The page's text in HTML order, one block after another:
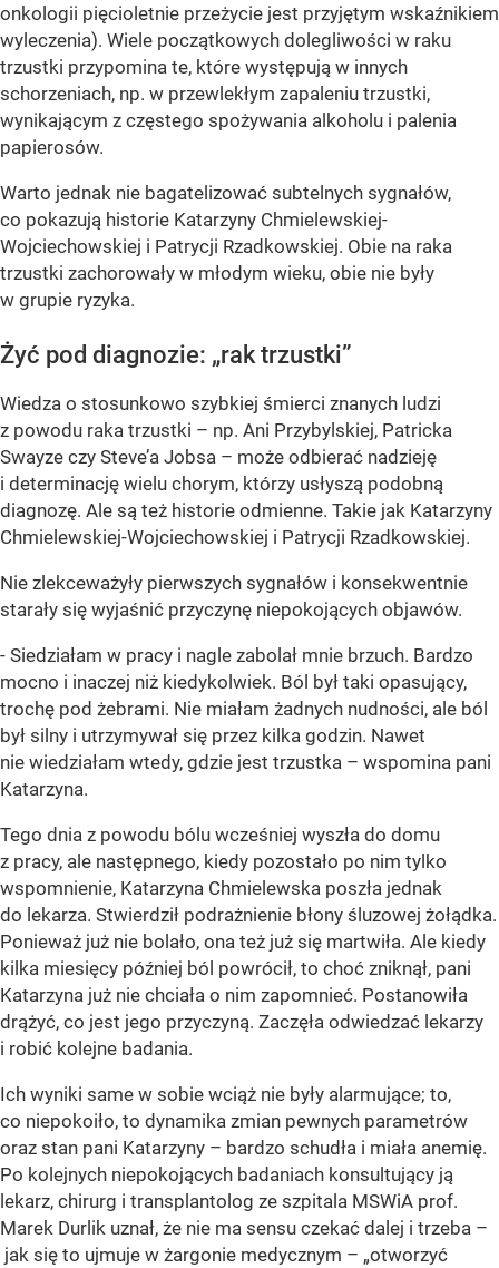
onkologii pięcioletnie przeżycie jest przyjętym wskaźnikiem
wyleczenia). Wiele początkowych dolegliwości w raku
trzustki przypomina te, które występują w innych
schorzeniach, np. w przewlekłym zapaleniu trzustki,
wynikającym z częstego spożywania alkoholu i palenia
papierosów.
Warto jednak nie bagatelizować subtelnych sygnałów,
co pokazują historie Katarzyny Chmielewskiej-
Wojciechowskiej i Patrycji Rzadkowskiej. Obie na raka
trzustki zachorowały w młodym wieku, obie nie były
w grupie ryzyka.
Żyć pod diagnozie: „rak trzustki”
Wiedza o stosunkowo szybkiej śmierci znanych ludzi
z powodu raka trzustki – np. Ani Przybylskiej, Patricka
Swayze czy Steve’a Jobsa – może odbierać nadzieję
i determinację wielu chorym, którzy usłyszą podobną
diagnozę. Ale są też historie odmienne. Takie jak Katarzyny
Chmielewskiej-Wojciechowskiej i Patrycji Rzadkowskiej.
Nie zlekceważyły pierwszych sygnałów i konsekwentnie
starały się wyjaśnić przyczynę niepokojących objawów.
- Siedziałam w pracy i nagle zabolał mnie brzuch. Bardzo
mocno i inaczej niż kiedykolwiek. Ból był taki opasujący,
trochę pod żebrami. Nie miałam żadnych nudności, ale ból
był silny i utrzymywał się przez kilka godzin. Nawet
nie wiedziałam wtedy, gdzie jest trzustka – wspomina pani
Katarzyna.
Tego dnia z powodu bólu wcześniej wyszła do domu
z pracy, ale następnego, kiedy pozostało po nim tylko
wspomnienie, Katarzyna Chmielewska poszła jednak
do lekarza. Stwierdził podrażnienie błony śluzowej żołądka.
Ponieważ już nie bolało, ona też już się martwiła. Ale kiedy
kilka miesięcy później ból powrócił, to choć zniknął, pani
Katarzyna już nie chciała o nim zapomnieć. Postanowiła
drążyć, co jest jego przyczyną. Zaczęła odwiedzać lekarzy
i robić kolejne badania.
Ich wyniki same w sobie wciąż nie były alarmujące; to,
co niepokoiło, to dynamika zmian pewnych parametrów
oraz stan pani Katarzyny – bardzo schudła i miała anemię.
Po kolejnych niepokojących badaniach konsultujący ją
lekarz, chirurg i transplantolog ze szpitala MSWiA prof.
Marek Durlik uznał, że nie ma sensu czekać dalej i trzeba –
jak się to ujmuje w żargonie medycznym – „otworzyć